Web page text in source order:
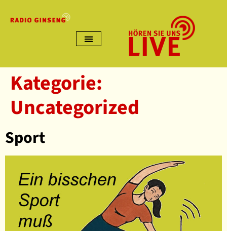
Kategorie:
Uncategorized
Sport